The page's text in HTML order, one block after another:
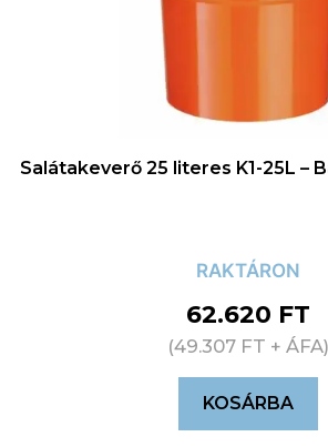
Salátakeverő 25 literes K1-25L –
RAKTÁRON
62.620 FT
(49.307 FT + ÁFA)
KOSÁRBA